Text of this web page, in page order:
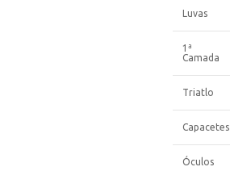
Luvas
1ª
Camada
Triatlo
Capacetes
Óculos